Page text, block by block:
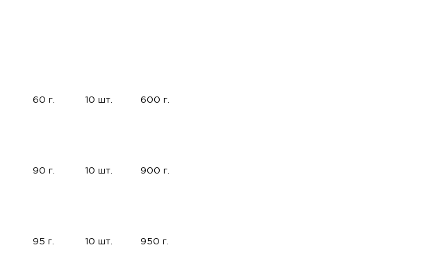
60 г. 10 шт. 600 г.
90 г. 10 шт. 900 г.
95 г. 10 шт. 950 г.